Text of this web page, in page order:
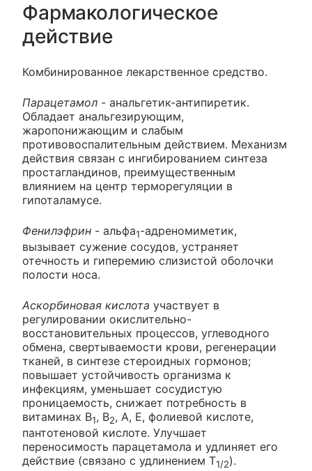
Фармакологическое
действие
Комбинированное лекарственное средство.
Парацетамол - анальгетик-антипиретик.
Обладает анальгезирующим,
жаропонижающим и слабым
противовоспалительным действием. Механизм
действия связан с ингибированием синтеза
простагландинов, преимущественным
влиянием на центр терморегуляции в
гипоталамусе.
Фенилэфрин - альфа1-адреномиметик,
вызывает сужение сосудов, устраняет
отечность и гиперемию слизистой оболочки
полости носа.
Аскорбиновая кислота участвует в
регулировании окислительно-
восстановительных процессов, углеводного
обмена, свертываемости крови, регенерации
тканей, в синтезе стероидных гормонов;
повышает устойчивость организма к
инфекциям, уменьшает сосудистую
проницаемость, снижает потребность в
витаминах B1, B2, А, Е, фолиевой кислоте,
пантотеновой кислоте. Улучшает
переносимость парацетамола и удлиняет его
действие (связано с удлинением T1/2).